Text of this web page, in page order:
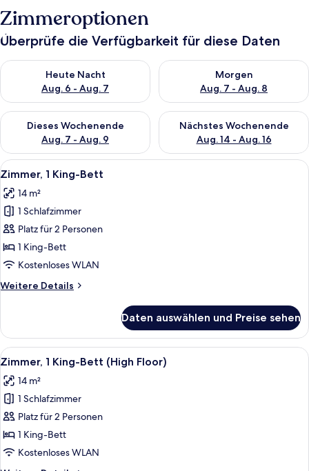
Zimmeroptionen
Überprüfe die Verfügbarkeit für diese Daten
Heute Nacht
Aug. 6 - Aug. 7
Überprüfe die Verfügbarkeit für heute Nacht, Aug. 6 - Aug. 7.
Morgen
Aug. 7 - Aug. 8
Überprüfe die Verfügbarkeit
Dieses Wochenende
Aug. 7 - Aug. 9
Überprüfe die Verfügbarkeit für dieses Wochenende, Aug. 7
Nächstes Wochenende
Aug. 14 - Aug. 16
Überprüfe die Verfügbarkeit
Alle
Fotos
für
Zimmer,
1 King-
Bett
anzeigen
Ein Hotelzimmer mit einem Bett,
11
Zimmer, 1 King-Bett
14 m²
1 Schlafzimmer
Platz für 2 Personen
1 King-Bett
Kostenloses WLAN
Weitere Details
Weitere
1 King-
Bett
Daten auswählen und Preise sehen
Alle
Fotos
für
Zimmer,
1 King-
Bett
(High
Ein Hotelzimmer mit einem Bett,
11
Zimmer, 1 King-Bett (High Floor)
14 m²
1 Schlafzimmer
Platz für 2 Personen
1 King-Bett
Kostenloses WLAN